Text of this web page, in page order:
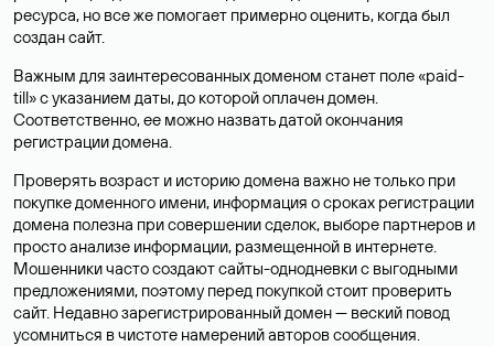
ресурса, но все же помогает примерно оценить, когда был
создан сайт.
Важным для заинтересованных доменом станет поле «paid-
till» с указанием даты, до которой оплачен домен.
Соответственно, ее можно назвать датой окончания
регистрации домена.
Проверять возраст и историю домена важно не только при
покупке доменного имени, информация о сроках регистрации
домена полезна при совершении сделок, выборе партнеров и
просто анализе информации, размещенной в интернете.
Мошенники часто создают сайты-однодневки с выгодными
предложениями, поэтому перед покупкой стоит проверить
сайт. Недавно зарегистрированный домен — веский повод
усомниться в чистоте намерений авторов сообщения.